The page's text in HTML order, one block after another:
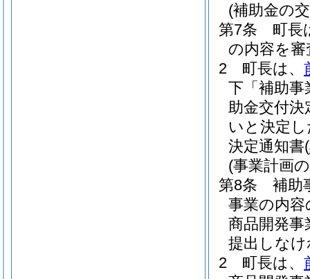
(補助金の
第7条
町長
の内容を
2
町長は、
下「補助事
助金交付決
いと決定
決定通知書(
(事業計画
第8条
補助
事業の内
商品開発事
提出しな
2
町長は、